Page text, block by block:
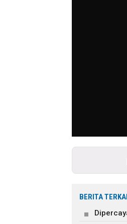
BERITA